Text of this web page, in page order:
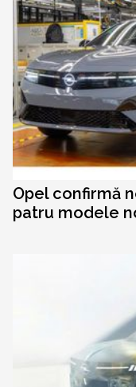
Opel confirmă
patru modele